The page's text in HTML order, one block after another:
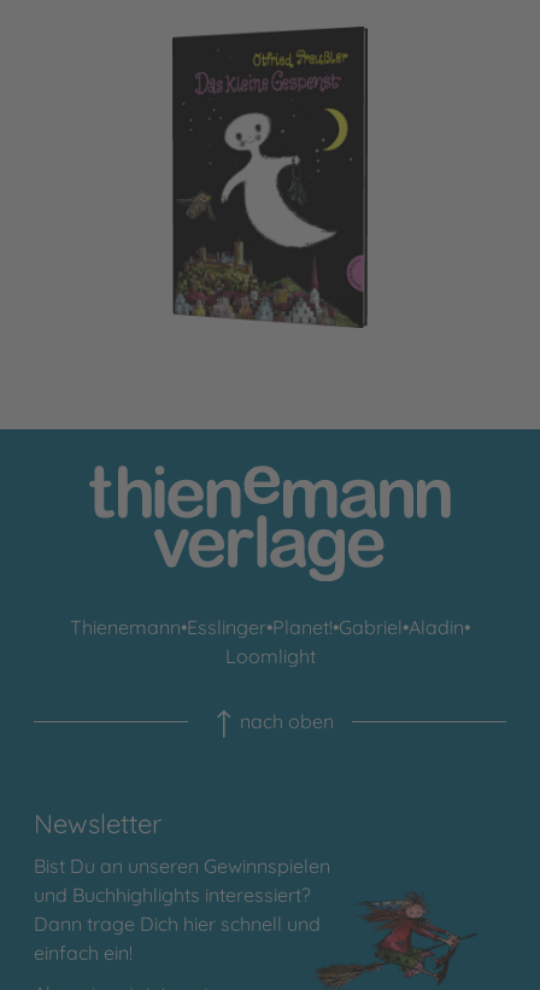
Das kleine Gespenst: Das kleine Gespenst
Thienemann•Esslinger•Planet!•Gabriel•Aladin•
Loomlight
nach oben
Newsletter
Bist Du an unseren Gewinnspielen
und Buchhighlights interessiert?
Dann trage Dich hier schnell und
einfach ein!